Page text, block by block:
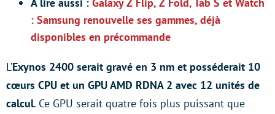
: Samsung renouvelle ses gammes, déjà
disponibles en précommande
L’Exynos 2400 serait gravé en 3 nm et posséderait 10
cœurs CPU et un GPU AMD RDNA 2 avec 12 unités de
calcul. Ce GPU serait quatre fois plus puissant que